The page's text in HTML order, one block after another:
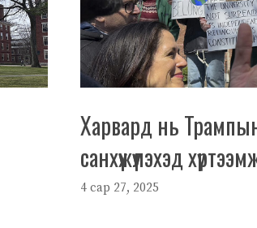
Харвард нь
санхүүжүүлэхэд
4 сар 27, 2025